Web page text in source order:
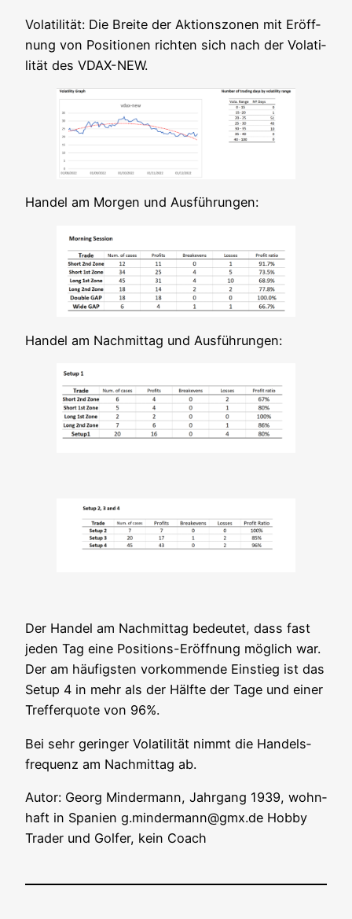
Vola­ti­li­tät: Die Brei­te der Akti­ons­zo­nen mit Eröff­
nung von Posi­tio­nen rich­ten sich nach der Vola­ti­
li­tät des VDAX-NEW.
Han­del am Mor­gen und Ausführungen:
Han­del am Nach­mit­tag und Ausführungen:
Der Han­del am Nach­mit­tag bedeu­tet, dass fast
jeden Tag eine Posi­ti­ons-Eröff­nung mög­lich war.
Der am häu­figs­ten vor­kom­men­de Ein­stieg ist das
Set­up 4 in mehr als der Hälf­te der Tage und einer
Tref­fer­quo­te von 96%.
Bei sehr gerin­ger Vola­ti­li­tät nimmt die Han­dels­
fre­quenz am Nach­mit­tag ab.
Autor: Georg Min­der­mann, Jahr­gang 1939, wohn­
haft in Spa­ni­en g.mindermann@gmx.de Hob­by
Trader und Gol­fer, kein Coach